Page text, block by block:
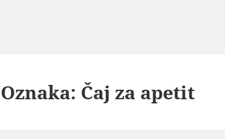
Oznaka: Čaj za apetit